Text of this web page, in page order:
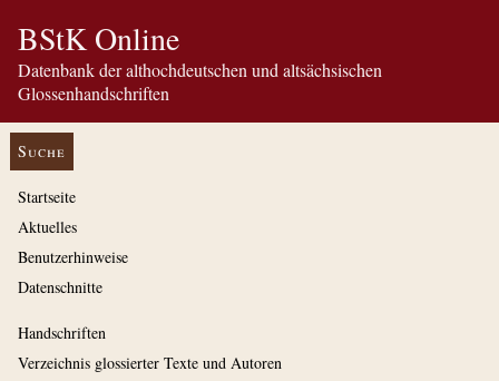
BStK Online
Datenbank der althochdeutschen und altsächsischen
Glossenhandschriften
Suche
Startseite
Aktuelles
Benutzerhinweise
Datenschnitte
Handschriften
Verzeichnis glossierter Texte und Autoren